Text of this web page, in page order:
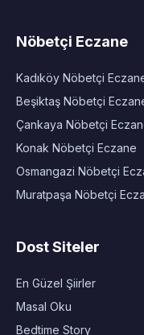
Nöbetçi Eczane
Kadıköy Nöbetçi
Beşiktaş Nöbetçi
Çankaya Nöbetçi
Konak Nöbetçi Eczane
Osmangazi Nöbetçi
Muratpaşa Nöbetçi
Dost Siteler
En Güzel Şiirler
Masal Oku
Bedtime Story